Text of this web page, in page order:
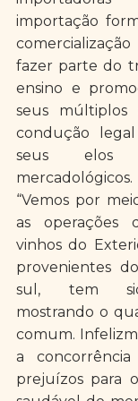
importação
fazer parte do
ensino e
seus múltiplos
condução
seus elos
mercadológicos.
“Vemos por
as operações
vinhos do
provenientes
sul, tem
mostrando o
comum.
a
prejuízos para